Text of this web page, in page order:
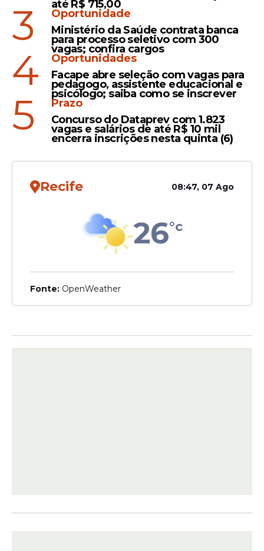
Tempestade
Chuvas no Grande Recife
provoca inundações e ao
menos 22 pessoas são
resgatadas após ficarem
ilhadas
Veja Também
até R$ 715,00
3
Oportunidade
Ministério da Saúde contrata banca
para processo seletivo com 300
vagas; confira cargos
4
Oportunidades
Facape abre seleção com vagas para
pedagogo, assistente educacional e
psicólogo; saiba como se inscrever
5
Prazo
Concurso do Dataprev com 1.823
vagas e salários de até R$ 10 mil
encerra inscrições nesta quinta (6)
Recife 08:47, 07 Ago
26°c
Fonte: OpenWeather